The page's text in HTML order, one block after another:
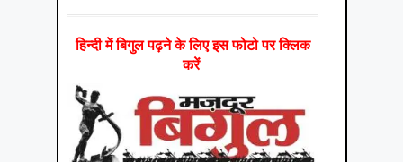
हिन्‍दी में बिगुल पढ़ने के लिए इस फोटो पर क्लिक
करें